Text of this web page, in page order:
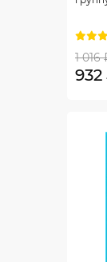
1 016
932